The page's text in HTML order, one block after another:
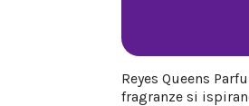
Reyes Queens
fragranze si